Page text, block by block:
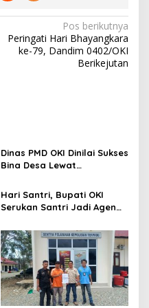
Pos berikutnya
Peringati Hari Bhayangkara
ke-79, Dandim 0402/OKI
Berikejutan
Dinas PMD OKI Dinilai Sukses
Bina Desa Lewat
Terbuka
Hari Santri, Bupati OKI
Serukan Santri Jadi Agen
Berakhlak